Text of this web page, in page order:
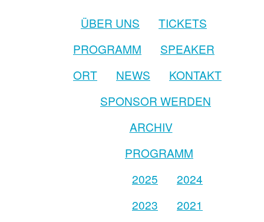
ÜBER UNS
TICKETS
PROGRAMM
SPEAKER
ORT
NEWS
KONTAKT
SPONSOR WERDEN
ARCHIV
PROGRAMM
2025
2024
2023
2021